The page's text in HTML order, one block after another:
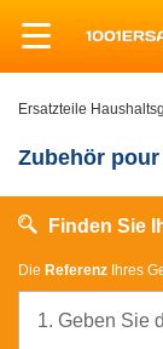
Ersatzteile
Zubehör
Finden Sie
Die Referenz Ihres